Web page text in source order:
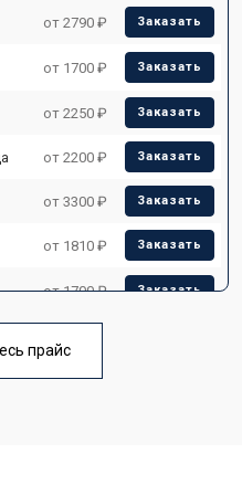
от 2790 ₽ Заказать
от 1700 ₽ Заказать
от 2250 ₽ Заказать
от 2200 ₽ Заказать
от 3300 ₽ Заказать
от 1810 ₽ Заказать
от 1700 ₽ Заказать
от 1700 ₽
прайс